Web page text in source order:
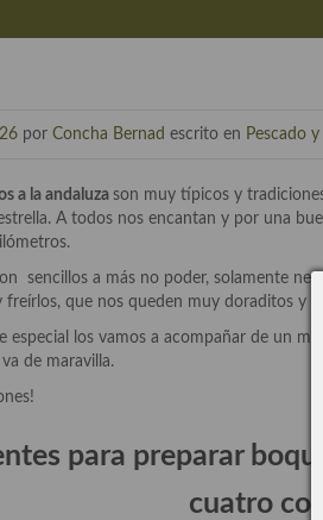
por Concha Bernad escrito en Pescado
a la andaluza son muy típicos y
A todos nos encantan y por una
sencillos a más no poder, solamente
freírlos, que nos queden muy doraditos y
especial los vamos a acompañar de un
de maravilla.
para preparar b
cuatro